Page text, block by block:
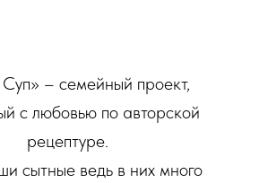
– семейный проект,
с любовью по авторской
рецептуре.
сытные ведь в них много